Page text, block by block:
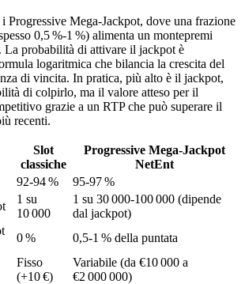
Progressive Mega‑Jackpot, dove una frazione
0,5 %‑1 %) alimenta un montepremi
La probabilità di attivare il jackpot è
logaritmica che bilancia la crescita del
di vincita. In pratica, più alto è il jackpot,
di colpirlo, ma il valore atteso per il
grazie a un RTP che può superare il
recenti.
Slot
classiche
Progressive Mega‑Jackpot
NetEnt
92‑94 %
95‑97 %
1 su
10 000
1 su 30 000‑100 000 (dipende
dal jackpot)
0 % 0,5‑1 % della puntata
Fisso
(+10 €)
Variabile (da €10 000 a
€2 000 000)